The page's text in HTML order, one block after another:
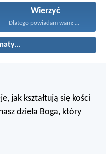
Wierzyć
Dlatego powiadam wam: Wszystko...
jak kształtują się kości
dzieła Boga, który